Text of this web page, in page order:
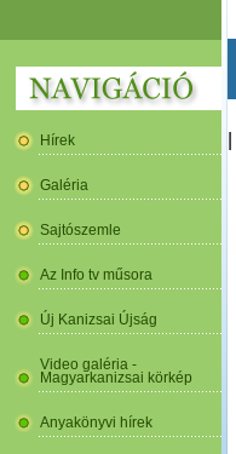
Hírek
Galéria
Sajtószemle
Az Info tv műsora
Új Kanizsai Újság
Video galéria -
Magyarkanizsai körkép
Anyakönyvi hírek